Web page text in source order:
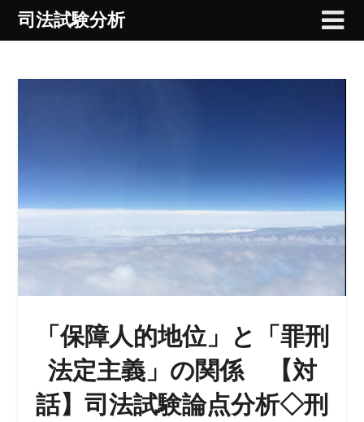
Skip司法試験分析
「保障人的地位」と「罪刑
法定主義」の関係 【対
話】司法試験論点分析◇刑